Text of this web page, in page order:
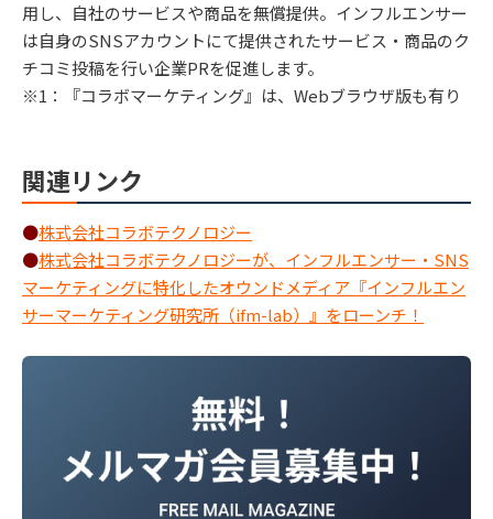
用し、自社のサービスや商品を無償提供。インフルエンサー
は自身のSNSアカウントにて提供されたサービス・商品のク
チコミ投稿を行い企業PRを促進します。
※1：『コラボマーケティング』は、Webブラウザ版も有り
関連リンク
●株式会社コラボテクノロジー
●株式会社コラボテクノロジーが、インフルエンサー・SNS
マーケティングに特化したオウンドメディア『インフルエン
サーマーケティング研究所（ifm-lab）』をローンチ！